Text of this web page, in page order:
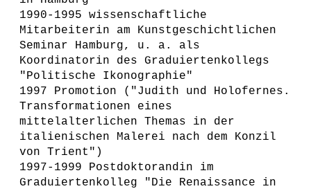
1990-1995 wissenschaftliche
Mitarbeiterin am Kunstgeschichtlichen
Seminar Hamburg, u. a. als
Koordinatorin des Graduiertenkollegs
"Politische Ikonographie"
1997 Promotion ("Judith und Holofernes.
Transformationen eines
mittelalterlichen Themas in der
italienischen Malerei nach dem Konzil
von Trient")
1997-1999 Postdoktorandin im
Graduiertenkolleg "Die Renaissance in